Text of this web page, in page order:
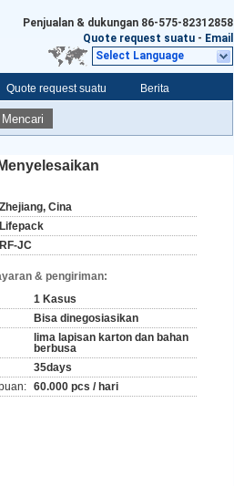
Penjualan & dukungan 86-575-82312858
Quote request suatu - Email
Select Language
Quote request suatu Berita
Mencari
Zhejiang, Cina
Lifepack
RF-JC
& pengiriman:
1 Kasus
Bisa dinegosiasikan
lima lapisan karton dan bahan
berbusa
35days
60.000 pcs / hari